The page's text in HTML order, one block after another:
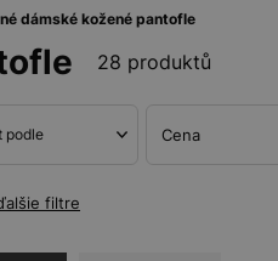
dámské kožené pantofle
28 produktů
podle Cena
filtre